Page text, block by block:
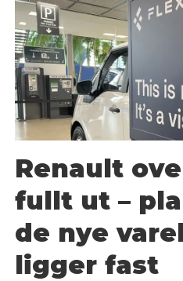
Renault
fullt ut –
de nye
ligger fast